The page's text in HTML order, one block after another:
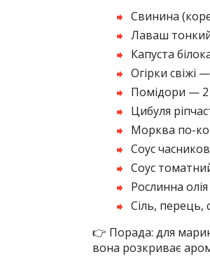
Свинина
Лаваш
Капуста
Огірки свіжі
Помідори — 2
Цибуля
Морква по-
Соус
Соус
Рослинна
Сіль, перець,
👉 Порада: для
вона розкриває